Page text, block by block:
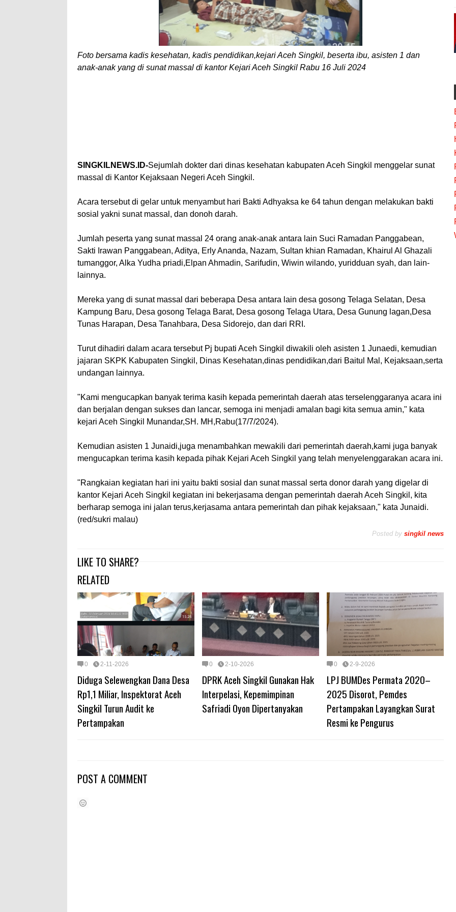
Foto bersama kadis kesehatan, kadis pendidikan,kejari Aceh Singkil, beserta ibu, asisten 1 dan
anak-anak yang di sunat massal di kantor Kejari Aceh Singkil Rabu 16 Juli 2024
SINGKILNEWS.ID-Sejumlah dokter dari dinas kesehatan kabupaten Aceh Singkil menggelar sunat
massal di Kantor Kejaksaan Negeri Aceh Singkil.
Acara tersebut di gelar untuk menyambut hari Bakti Adhyaksa ke 64 tahun dengan melakukan bakti
sosial yakni sunat massal, dan donoh darah.
Jumlah peserta yang sunat massal 24 orang anak-anak antara lain Suci Ramadan Panggabean,
Sakti Irawan Panggabean, Aditya, Erly Ananda, Nazam, Sultan khian Ramadan, Khairul Al Ghazali
tumanggor, Alka Yudha priadi,Elpan Ahmadin, Sarifudin, Wiwin wilando, yuridduan syah, dan lain-
lainnya.
Mereka yang di sunat massal dari beberapa Desa antara lain desa gosong Telaga Selatan, Desa
Kampung Baru, Desa gosong Telaga Barat, Desa gosong Telaga Utara, Desa Gunung lagan,Desa
Tunas Harapan, Desa Tanahbara, Desa Sidorejo, dan dari RRI.
Turut dihadiri dalam acara tersebut Pj bupati Aceh Singkil diwakili oleh asisten 1 Junaedi, kemudian
jajaran SKPK Kabupaten Singkil, Dinas Kesehatan,dinas pendidikan,dari Baitul Mal, Kejaksaan,serta
undangan lainnya.
"Kami mengucapkan banyak terima kasih kepada pemerintah daerah atas terselenggaranya acara ini
dan berjalan dengan sukses dan lancar, semoga ini menjadi amalan bagi kita semua amin," kata
kejari Aceh Singkil Munandar,SH. MH,Rabu(17/7/2024).
Kemudian asisten 1 Junaidi,juga menambahkan mewakili dari pemerintah daerah,kami juga banyak
mengucapkan terima kasih kepada pihak Kejari Aceh Singkil yang telah menyelenggarakan acara ini.
"Rangkaian kegiatan hari ini yaitu bakti sosial dan sunat massal serta donor darah yang digelar di
kantor Kejari Aceh Singkil kegiatan ini bekerjasama dengan pemerintah daerah Aceh Singkil, kita
berharap semoga ini jalan terus,kerjasama antara pemerintah dan pihak kejaksaan," kata Junaidi.
(red/sukri malau)
Posted by singkil news
LIKE TO SHARE?
RELATED
0 2-11-2026
Diduga Selewengkan Dana Desa
Rp1,1 Miliar, Inspektorat Aceh
Singkil Turun Audit ke
Pertampakan
0 2-10-2026
DPRK Aceh Singkil Gunakan Hak
Interpelasi, Kepemimpinan
Safriadi Oyon Dipertanyakan
0 2-9-2026
LPJ BUMDes Permata 2020–
2025 Disorot, Pemdes
Pertampakan Layangkan Surat
Resmi ke Pengurus
POST A COMMENT